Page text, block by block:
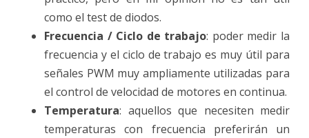
como el test de diodos.
Frecuencia / Ciclo de trabajo: poder medir la
frecuencia y el ciclo de trabajo es muy útil para
señales PWM muy ampliamente utilizadas para
el control de velocidad de motores en continua.
Temperatura: aquellos que necesiten medir
temperaturas con frecuencia preferirán un